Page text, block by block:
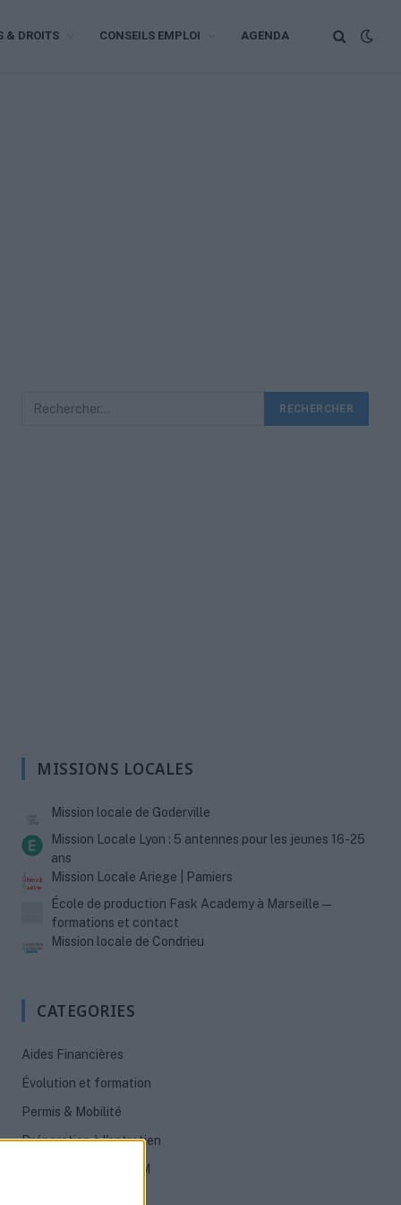
& DROITS CONSEILS EMPLOI AGENDA
MISSIONS LOCALES
Mission locale de Goderville
Mission Locale Lyon : 5 antennes pour les jeunes 16-25
ans
Mission Locale Ariege | Pamiers
École de production Fask Academy à Marseille —
formations et contact
Mission locale de Condrieu
CATEGORIES
Aides Financières
Évolution et formation
Permis & Mobilité
Préparation à l'entretien
Rédaction de CV & LM